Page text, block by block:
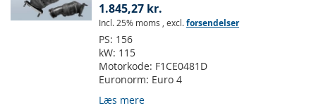
1.845,27 kr.
Incl. 25% moms , excl.forsendelser
PS: 156
kW: 115
Motorkode: F1CE0481D
Euronorm: Euro 4
Læs mere